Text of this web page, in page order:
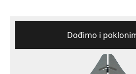
Dođimo i